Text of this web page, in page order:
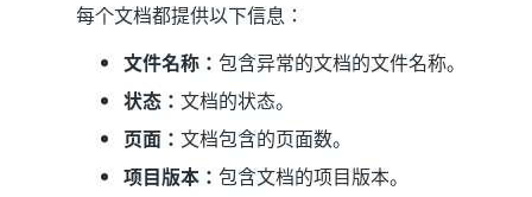
每个文档都提供以下信息：
文件名称： 包含异常的文档的文件名称。
状态： 文档的状态。
页面： 文档包含的页面数。
项目版本： 包含文档的项目版本。